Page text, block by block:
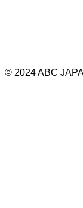
© 2024 ABC